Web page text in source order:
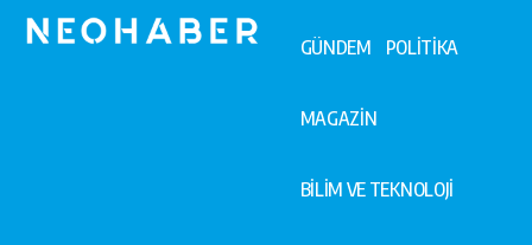
GÜNDEM POLİTİKA
MAGAZİN
BİLİM VE TEKNOLOJİ